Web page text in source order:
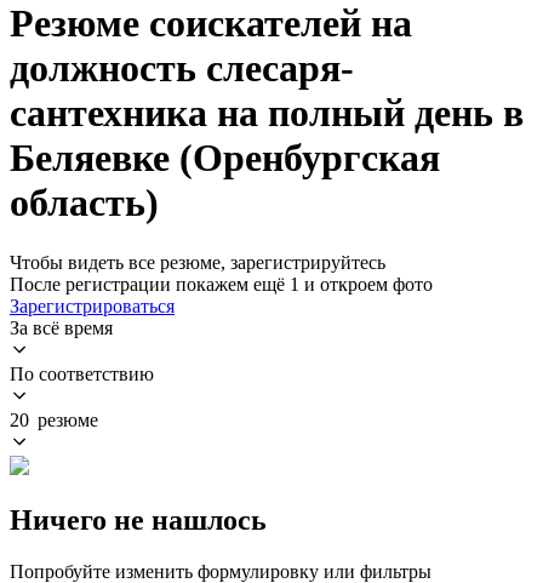
Резюме соискателей на
должность слесаря-
сантехника на полный день в
Беляевке (Оренбургская
область)
Чтобы видеть все резюме, зарегистрируйтесь
После регистрации покажем ещё 1 и откроем фото
Зарегистрироваться
За всё время
По соответствию
20 резюме
Ничего не нашлось
Попробуйте изменить формулировку или фильтры